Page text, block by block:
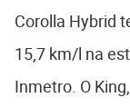
Corolla Hybrid
15,7 km/l na
Inmetro. O